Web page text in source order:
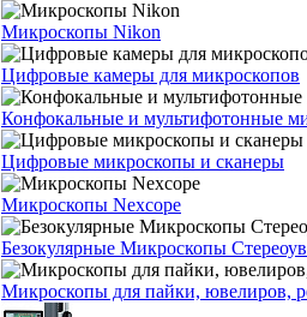
Микроскопы Nikon
Цифровые камеры для микроскопов
Конфокальные и мультифотонные
Цифровые микроскопы и сканеры
Микроскопы Nexcope
Безокулярные Микроскопы
Микроскопы для пайки, ювелиров,